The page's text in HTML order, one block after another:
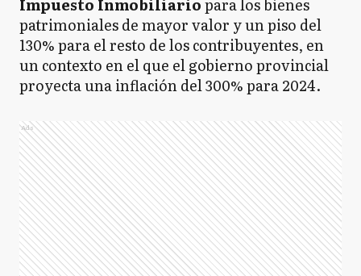
patrimoniales de mayor valor y un piso del
130% para el resto de los contribuyentes, en
un contexto en el que el gobierno provincial
proyecta una inflación del 300% para 2024.
Ads